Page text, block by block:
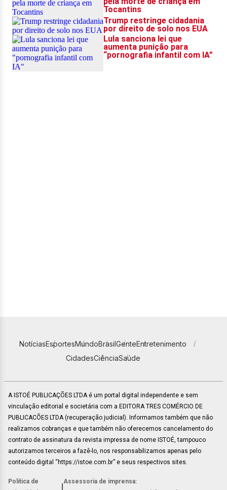
NotíciasEsportesMundoBrasilGenteEntretenimento
CidadesCiênciaSaúde
A ISTOÉ PUBLICAÇÕES LTDA é um portal digital independente e sem
vinculação editorial e societária com a EDITORA TRES COMÉRCIO DE
PUBLICACÕES LTDA (recuperação judicial). Informamos também que não
realizamos cobranças e que também não oferecemos cancelamento do
contrato de assinatura da revista impressa de nome ISTOÉ, tampouco
autorizamos terceiros a fazê-lo, nos responsabilizamos apenas pelo
conteúdo digital “https://istoe.com.br” e seus respectivos sites.
Política de
Assessoria de imprensa: